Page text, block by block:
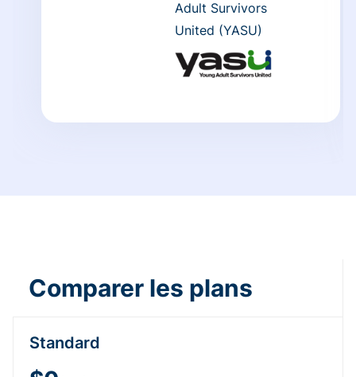
Adult Survivors
United (YASU)
Comparer les plans
Standard